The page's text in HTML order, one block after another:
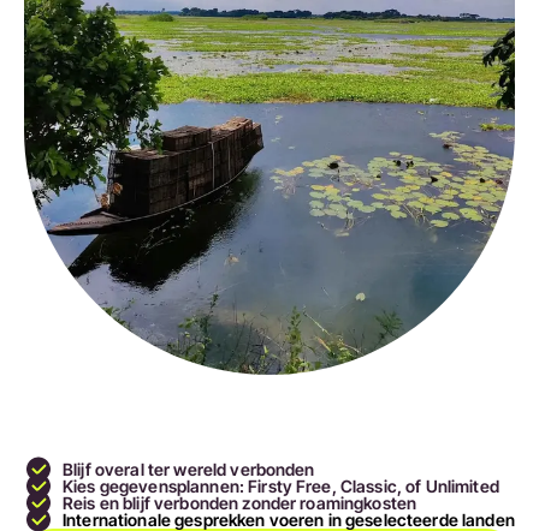
Blijf overal ter wereld verbonden
Kies gegevensplannen: Firsty Free, Classic, of Unlimited
Reis en blijf verbonden zonder roamingkosten
Internationale gesprekken voeren in geselecteerde landen